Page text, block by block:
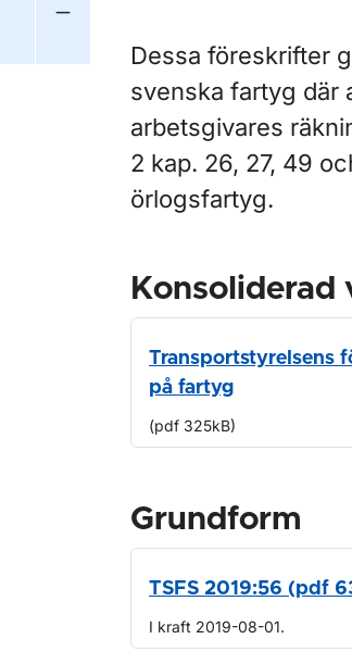
Dessa föreskrifter
svenska fartyg där
arbetsgivares
2 kap. 26, 27, 49
örlogsfartyg.
Konsoliderad
Transportstyrelsens
på fartyg
(pdf 325kB)
Grundform
TSFS 2019:56 (pdf
I kraft 2019-08-01.